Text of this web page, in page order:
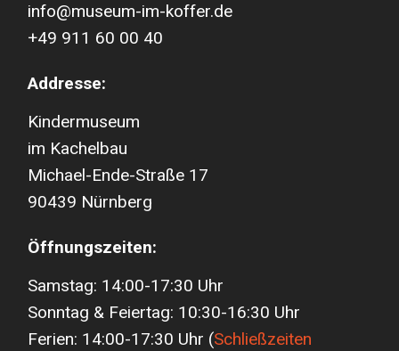
info@museum-im-koffer.de
+49 911 60 00 40
Addresse:
Kindermuseum
im Kachelbau
Michael-Ende-Straße 17
90439 Nürnberg
Öffnungszeiten:
Samstag: 14:00-17:30 Uhr
Sonntag & Feiertag: 10:30-16:30 Uhr
Ferien: 14:00-17:30 Uhr (Schließzeiten